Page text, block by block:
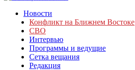
Новости
Конфликт на Ближнем Востоке
СВО
Интервью
Программы и ведущие
Сетка вещания
Редакция